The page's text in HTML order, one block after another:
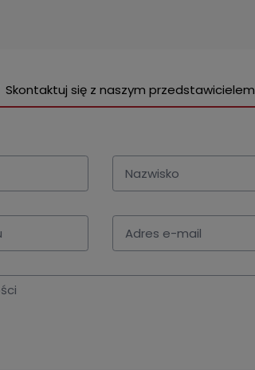
Skontaktuj się z naszym przedstawicielem